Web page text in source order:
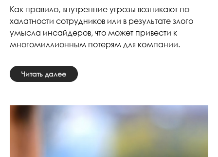
Как правило, внутренние угрозы возникают по
халатности сотрудников или в результате злого
умысла инсайдеров, что может привести к
многомиллионным потерям для компании.
Читать далее